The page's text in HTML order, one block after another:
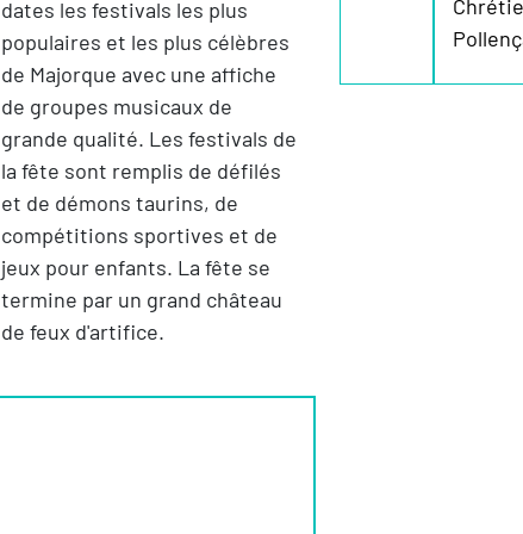
dates les festivals les plus
populaires et les plus célèbres
de Majorque avec une affiche
de groupes musicaux de
grande qualité. Les festivals de
la fête sont remplis de défilés
et de démons taurins, de
compétitions sportives et de
jeux pour enfants. La fête se
termine par un grand château
de feux d'artifice.